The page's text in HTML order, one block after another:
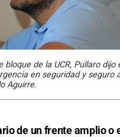
bloque de la UCR, Pullaro
en seguridad y seguro
Aguirre.
de un frente amplio o